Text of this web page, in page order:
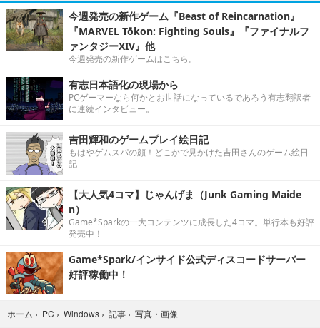
今週発売の新作ゲーム『Beast of Reincarnation』
『MARVEL Tōkon: Fighting Souls』『ファイナルフ
ァンタジーXIV』他
今週発売の新作ゲームはこちら。
有志日本語化の現場から
PCゲーマーなら何かとお世話になっているであろう有志翻訳者
に連続インタビュー。
吉田輝和のゲームプレイ絵日記
もはやゲムスパの顔！どこかで見かけた吉田さんのゲーム絵日
記
【大人気4コマ】じゃんげま（Junk Gaming Maide
n）
Game*Sparkの一大コンテンツに成長した4コマ。単行本も好評
発売中！
Game*Spark/インサイド公式ディスコードサーバー
好評稼働中！
ホーム › PC › Windows › 記事 › 写真・画像